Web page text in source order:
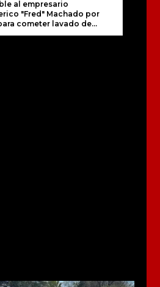
al empresario
"Fred" Machado por
cometer lavado de...